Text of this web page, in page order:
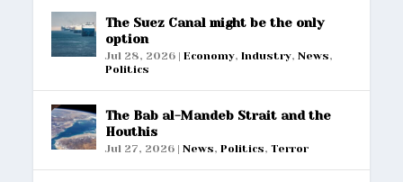
The Suez Canal might be the only
option
Jul 28, 2026 |Economy,Industry,News,
Politics
The Bab al-Mandeb Strait and the
Houthis
Jul 27, 2026 |News,Politics,Terror